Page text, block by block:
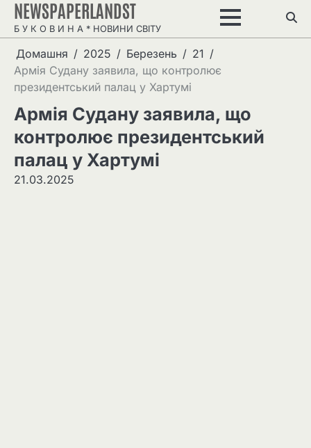
Перейти
вмісту
NEWSPAPERLANDST
Б У К О В И Н А * НОВИНИ СВІТУ
Домашня 2025 Березень
21
Армія Судану заявила, що контролює
президентський палац у Хартумі
Армія Судану заявила, що
контролює президентський
палац у Хартумі
21.03.2025